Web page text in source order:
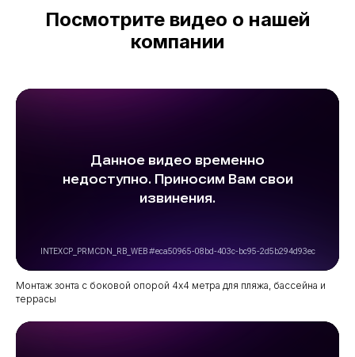
Посмотрите видео о нашей
компании
Монтаж зонта с боковой опорой 4х4 метра для пляжа, бассейна и
террасы